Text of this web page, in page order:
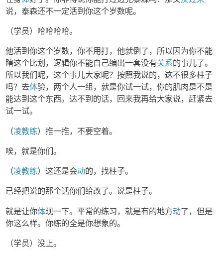
说，泰森还不一定活到你这个岁数呢。
（学员）哈哈哈哈。
他活到你这个岁数，你不用打，他就倒了，所以因为你不能
瞎这个比划，逻辑你不能自己编出一套没有关系的事儿了。
所以我们呢，这个事儿大家呢？按照我说的，这不很多柱子
吗？去体验，两个人一组，就是你试一试，你的肌肉是不是
能达到这个东西。达不到的话，回来我再给大家说，赶紧去
试一试。
（凌教练）推一推，不要空着。
唉，就是你们。
（凌教练）这还是会动的，找柱子。
已经把说的那个话你们给改了。说是柱子。
就是让你体现一下。平常的练习，就是有的地方动了，但是
你这么样。你练的全是你想象的。
（学员）没上。